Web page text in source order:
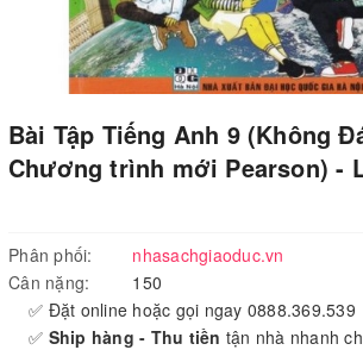
Bài Tập Tiếng Anh 9 (Không
Chương trình mới Pearson) -
Phân phối:
nhasachgiaoduc.vn
Cân nặng:
150
✅ Đặt online hoặc gọi ngay 0888.369.539
✅ Ship hàng - Thu tiền tận nhà nhanh